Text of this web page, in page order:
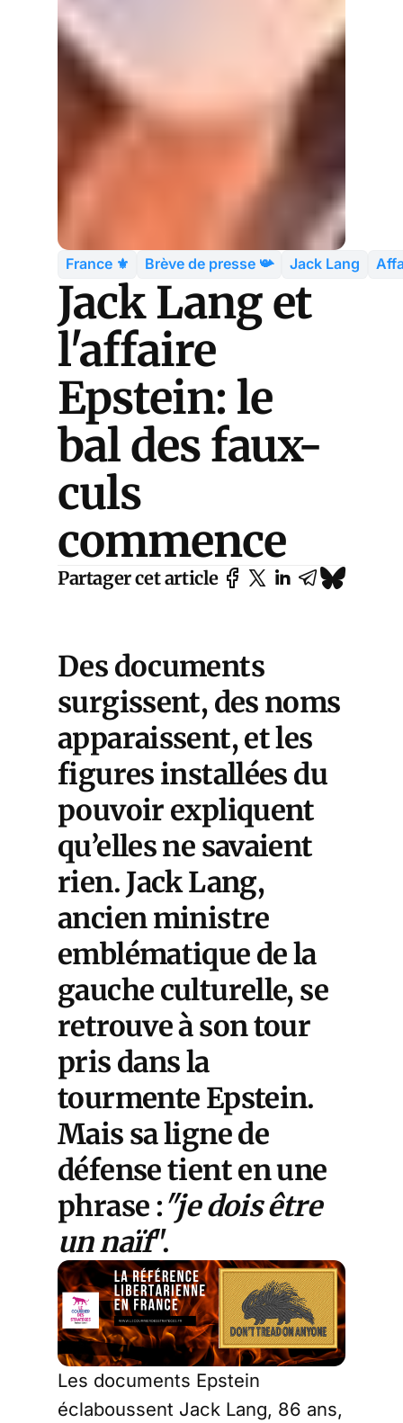
France ⚜️ Brève de presse 📯 Jack Lang
Jack Lang et
l'affaire
Epstein: le
bal des faux-
culs
commence
Partager cet article
Des documents
surgissent, des noms
apparaissent, et les
figures installées du
pouvoir expliquent
qu’elles ne savaient
rien. Jack Lang,
ancien ministre
emblématique de la
gauche culturelle, se
retrouve à son tour
pris dans la
tourmente Epstein.
Mais sa ligne de
défense tient en une
phrase :"je dois être
un naïf".
Les documents Epstein
éclaboussent Jack Lang, 86 ans,